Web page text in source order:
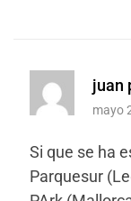
juan
mayo
Si que se ha
Parquesur